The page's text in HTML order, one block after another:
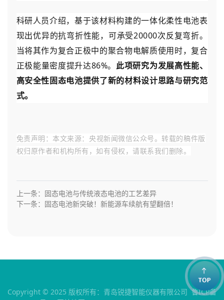
科研人员介绍，基于该材料构建的一体化柔性电池表
现出优异的抗弯折性能，可承受20000次反复弯折。
当将其作为复合正极中的聚合物电解质使用时，复合
正极能量密度提升达86%。此项研究为发展高性能、
高安全性固态电池提供了新的材料设计思路与研究范
式。
免责声明： 本文来源： 央视新闻微信公众号。转载的稿件版
权归原作者和机构所有，如有侵权，请联系我们删除。
上一条：固态电池与传统液态电池的工艺差异
下一条：固态电池新突破！新能源车续航有望翻倍！
Copyright © 2025 版权所有：青岛锐捷智能仪器有限公司鲁ICP备